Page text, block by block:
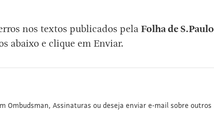
nos textos publicados pelaFolha de S.Paulo
abaixo e clique em Enviar.
Ombudsman, Assinaturas ou deseja enviar e-mail sobre outros